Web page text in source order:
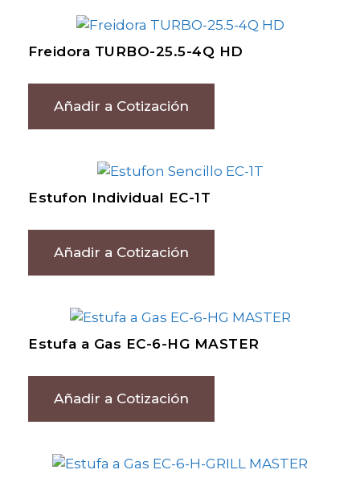
Freidora TURBO-25.5-4Q HD
Añadir a Cotización
Estufon Individual EC-1T
Añadir a Cotización
Estufa a Gas EC-6-HG MASTER
Añadir a Cotización